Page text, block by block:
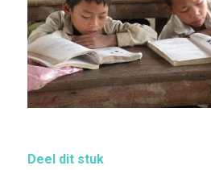
Deel dit stuk